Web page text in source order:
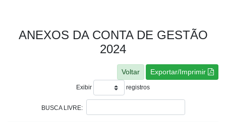
ANEXOS DA CONTA DE GESTÃO
2024
Exportar/Imprimir
Exibir registros
BUSCA LIVRE: